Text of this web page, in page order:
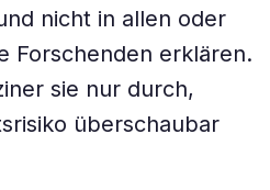
nicht in allen oder
Forschenden erklären.
sie nur durch,
überschaubar